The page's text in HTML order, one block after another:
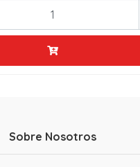
Sobre Nosotros